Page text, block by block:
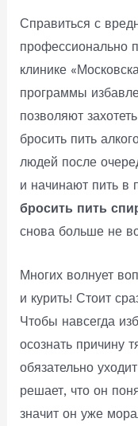
Справиться с
профессионально
клинике
программы
позволяют
бросить пить
людей после
и начинают пить
бросить пить
снова больше не
Многих волнует
и курить! Стоит
Чтобы навсегда
осознать причину
обязательно
решает, что он
значит он уже